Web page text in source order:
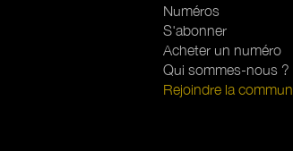
Numéros
S'abonner
Acheter un numéro
Qui sommes-nous ?
Rejoindre la